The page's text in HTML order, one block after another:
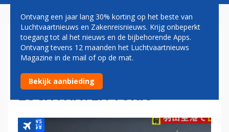
VLIEGTUIG JAPAN AIRLINES
BETROKKEN BIJ
VLIEGONGELUK OP
LUCHTHAVEN TOKIO
Ontvang een jaar lang 30% korting op het beste van
Luchtvaartnieuws en Zakenreisnieuws. Krijg onbeperkt
toegang tot al het nieuws en de bijbehorende Apps.
Ontvang tevens 12 maanden het Luchtvaartnieuws
Magazine in de mail of op de mat.
Bekijk aanbieding